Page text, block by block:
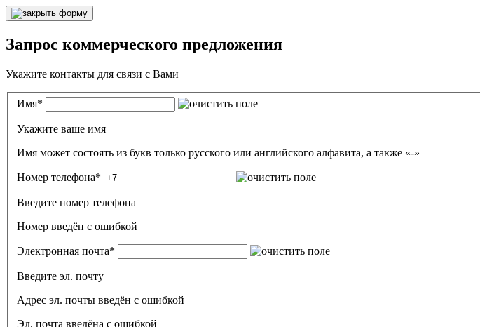
Запрос коммерческого предложения
Укажите контакты для связи с Вами
Имя*
Укажите ваше имя
Имя может состоять из букв только русского или английского алфавита, а также «-»
Номер телефона*
Введите номер телефона
Номер введён c ошибкой
Электронная почта*
Введите эл. почту
Адрес эл. почты введён с ошибкой
Эл. почта введёна с ошибкой